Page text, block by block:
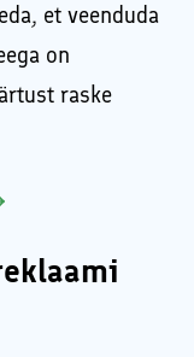
et veenduda
on
raske